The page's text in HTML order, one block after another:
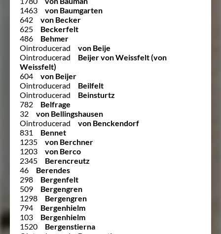
1463
von Baumgarten
642
von Becker
625
Beckerfelt
486
Behmer
Ointroducerad
von Beije
Ointroducerad
Beijer von Weissfelt (von
Weissfelt)
604
von Beijer
Ointroducerad
Beilfelt
Ointroducerad
Beinsturtz
782
Belfrage
32
von Bellingshausen
Ointroducerad
von Benckendorf
831
Bennet
1235
von Berchner
1203
von Berco
2345
Berencreutz
46
Berendes
298
Bergenfelt
509
Bergengren
1298
Bergengren
794
Bergenhielm
103
Bergenhielm
1520
Bergenstierna